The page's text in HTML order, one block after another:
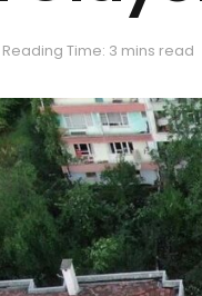
Reading Time: 3 mins read